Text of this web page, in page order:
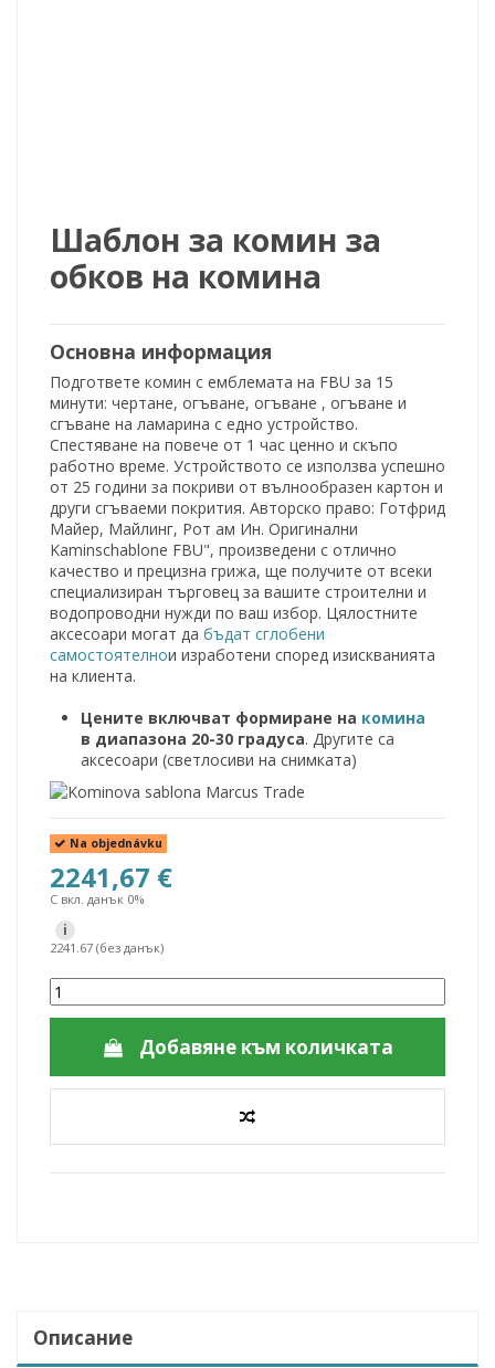
Шаблон за комин за
обков на комина
Основна информация
Подгответе комин с емблемата на FBU за 15
минути: чертане, огъване, огъване , огъване и
сгъване на ламарина с едно устройство.
Спестяване на повече от 1 час ценно и скъпо
работно време. Устройството се използва успешно
от 25 години за покриви от вълнообразен картон и
други сгъваеми покрития. Авторско право: Готфрид
Майер, Майлинг, Рот ам Ин. Оригинални
Kaminschablone FBU", произведени с отлично
качество и прецизна грижа, ще получите от всеки
специализиран търговец за вашите строителни и
водопроводни нужди по ваш избор. Цялостните
аксесоари могат да бъдат сглобени
самостоятелнои изработени според изискванията
на клиента.
Цените включват формиране на комина
в диапазона 20-30 градуса. Другите са
аксесоари (светлосиви на снимката)
Na objednávku
2241,67 €
С вкл. данък 0%
i
2241.67 (без данък)
Добавяне към количката
Описание